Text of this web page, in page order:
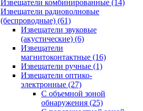
Извещатели комбинированные (14)
Извещатели радиоволновые
(беспроводные) (61)
Извещатели звуковые
(акустические) (6)
Извещатели
магнитоконтактные (16)
Извещатели ручные (1)
Извещатели оптико-
электронные (27)
С объемной зоной
обнаружения (25)